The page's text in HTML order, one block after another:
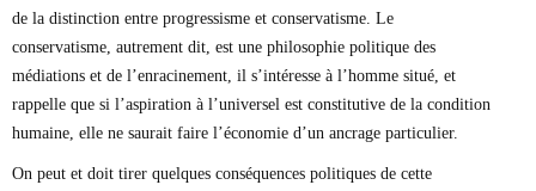
de la distinction entre progressisme et conservatisme. Le
conservatisme, autrement dit, est une philosophie politique des
médiations et de l’enracinement, il s’intéresse à l’homme situé, et
rappelle que si l’aspiration à l’universel est constitutive de la condition
humaine, elle ne saurait faire l’économie d’un ancrage particulier.
On peut et doit tirer quelques conséquences politiques de cette